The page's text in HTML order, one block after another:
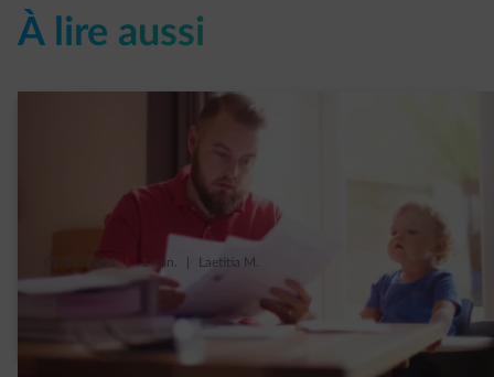
À lire aussi
| 1 min. Laetitia M.
Comment est calculé le montant de vos
factures d’acompte d’énergie ?